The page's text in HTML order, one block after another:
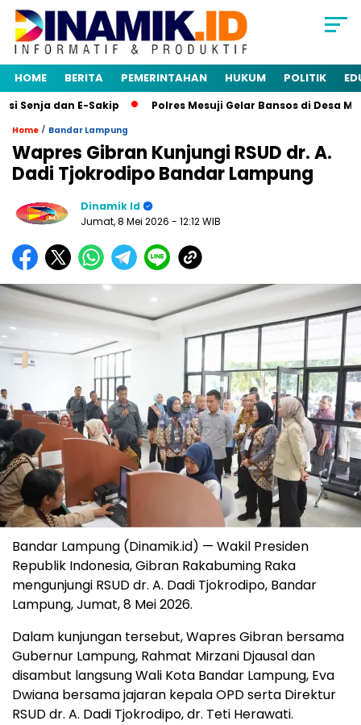
HOME BERITA PEMERINTAHAN HUKUM POLITIK
dan E-Sakip Polres Mesuji Gelar Bansos di Desa
Home / Bandar Lampung
Wapres Gibran Kunjungi RSUD dr. A.
Dadi Tjokrodipo Bandar Lampung
Dinamik Id
Jumat, 8 Mei 2026 - 12:12 WIB
Bandar Lampung (Dinamik.id) — Wakil Presiden
Republik Indonesia, Gibran Rakabuming Raka
mengunjungi RSUD dr. A. Dadi Tjokrodipo, Bandar
Lampung, Jumat, 8 Mei 2026.
Dalam kunjungan tersebut, Wapres Gibran bersama
Gubernur Lampung, Rahmat Mirzani Djausal dan
disambut langsung Wali Kota Bandar Lampung, Eva
Dwiana bersama jajaran kepala OPD serta Direktur
RSUD dr. A. Dadi Tjokrodipo, dr. Teti Herawati.